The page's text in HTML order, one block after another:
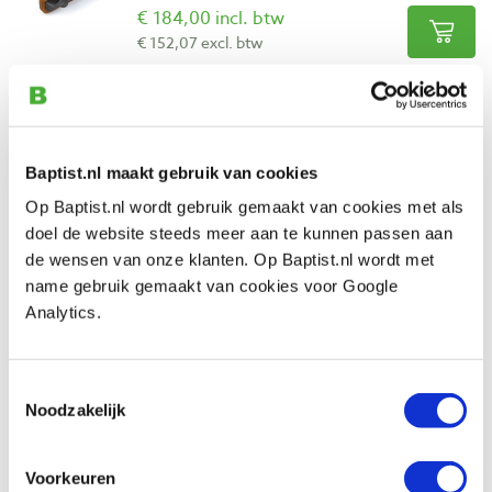
Baptist.nl maakt gebruik van cookies
Op Baptist.nl wordt gebruik gemaakt van cookies met als
doel de website steeds meer aan te kunnen passen aan
de wensen van onze klanten. Op Baptist.nl wordt met
name gebruik gemaakt van cookies voor Google
Analytics.
Noodzakelijk
Voorkeuren
€ 184,00 incl. btw
€ 152,07 excl. btw
Veritas schaafbeitelset rh 6-delig voor
kleine ploegschaaf en combinatie
sponningschaaf
Artikelnummer: 32799
€ 149,00 incl. btw